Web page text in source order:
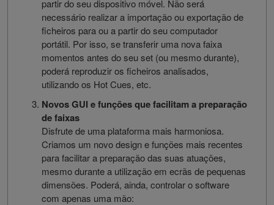
partir do seu dispositivo móvel. Não será
necessário realizar a importação ou exportação de
ficheiros para ou a partir do seu computador
portátil. Por isso, se transferir uma nova faixa
momentos antes do seu set (ou mesmo durante),
poderá reproduzir os ficheiros analisados,
utilizando os Hot Cues, etc.
Novos GUI e funções que facilitam a preparação
de faixas
Disfrute de uma plataforma mais harmoniosa.
Criamos um novo design e funções mais recentes
para facilitar a preparação das suas atuações,
mesmo durante a utilização em ecrãs de pequenas
dimensões. Poderá, ainda, controlar o software
com apenas uma mão: